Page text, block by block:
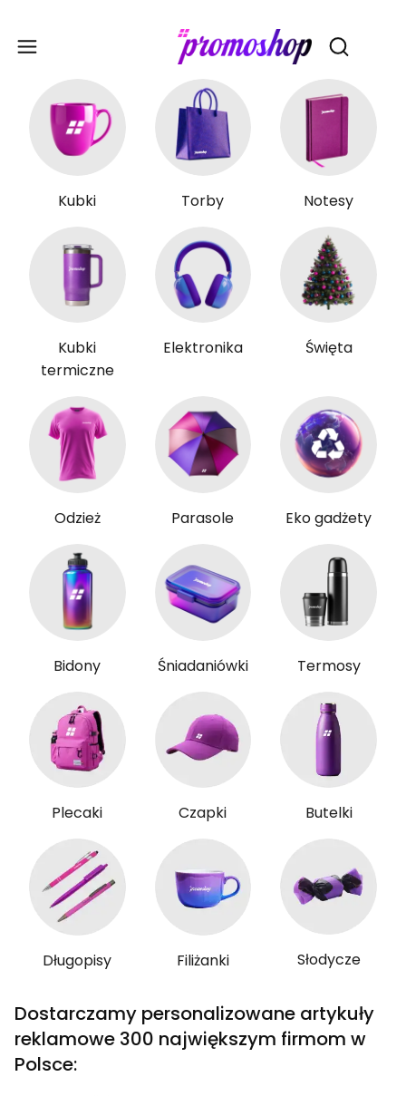
Otwórz
Kubki Torby Notesy
Kubki
termiczne
Elektronika Święta
Odzież Parasole Eko gadżety
Bidony Śniadaniówki Termosy
Plecaki Czapki Butelki
Długopisy Filiżanki Słodycze
Dostarczamy personalizowane artykuły
reklamowe 300 największym firmom w
Polsce: